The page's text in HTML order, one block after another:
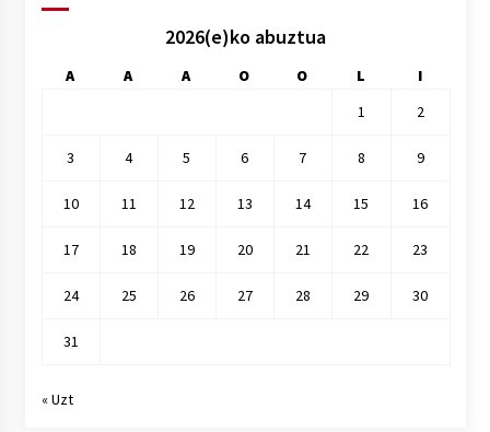
2026(e)ko abuztua
A A A O O L
I
1
2
3 4 5 6 7 8 9
10 11 12 13 14 15 16
17 18 19 20 21 22 23
24 25 26 27 28 29 30
31
« Uzt